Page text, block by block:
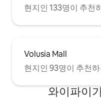
현지인 133명이 추천
Volusia Mall
현지인 93명이 추천
와이파이